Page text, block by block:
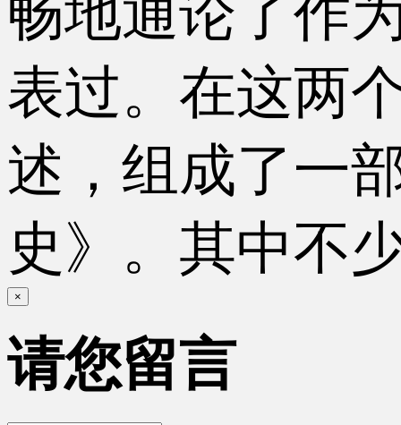
畅地通论了作
表过。在这两
述，组成了一
史》。其中不
×
请您留言